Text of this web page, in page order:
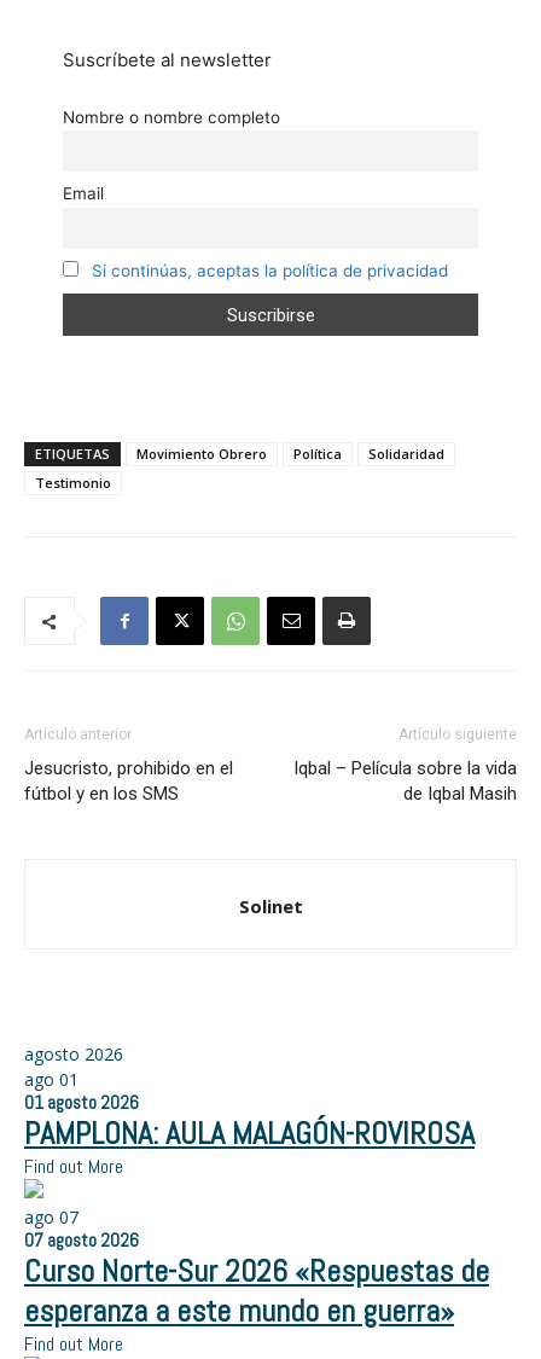
Suscríbete al newsletter
Nombre o nombre completo
Email
Si continúas, aceptas la política de privacidad
ETIQUETAS Movimiento Obrero Política
Solidaridad
Testimonio
Artículo anterior
Jesucristo, prohibido en el
fútbol y en los SMS
Artículo siguiente
Iqbal – Película sobre la vida
de Iqbal Masih
Solinet
agosto 2026
ago 01
01 agosto 2026
PAMPLONA: AULA MALAGÓN-ROVIROSA
Find out More
ago 07
07 agosto 2026
Curso Norte-Sur 2026 «Respuestas de
esperanza a este mundo en guerra»
Find out More